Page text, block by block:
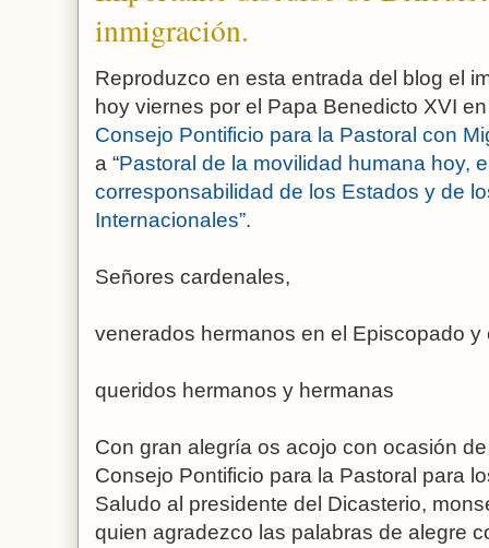
inmigración.
Reproduzco en esta entrada del blog el
hoy viernes por el Papa Benedicto XVI
Consejo Pontificio para la Pastoral con
a “Pastoral de la movilidad humana hoy,
corresponsabilidad de los Estados y de
Internacionales”.
Señores cardenales,
venerados hermanos en el Episcopado y
queridos hermanos y hermanas
Con gran alegría os acojo con ocasión
Consejo Pontificio para la Pastoral para
Saludo al presidente del Dicasterio,
quien agradezco las palabras de alegre